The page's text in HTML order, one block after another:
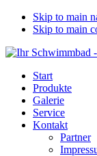
Skip to main
Skip to main
Start
Produkte
Galerie
Service
Kontakt
Partner